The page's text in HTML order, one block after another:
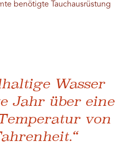
benötigte Tauchausrüstung
Wasser
Jahr über eine
von